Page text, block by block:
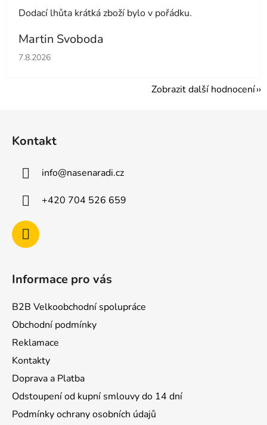
Dodací lhůta krátká zboží bylo v pořádku.
Martin Svoboda
Hodnocení obchodu je 5 z 5 hvězdiček.
7.8.2026
Zobrazit další hodnocení
Kontakt
info@nasenaradi.cz
+420 704 526 659
Informace pro vás
B2B Velkoobchodní spolupráce
Obchodní podmínky
Reklamace
Kontakty
Doprava a Platba
Odstoupení od kupní smlouvy do 14 dní
Podmínky ochrany osobních údajů